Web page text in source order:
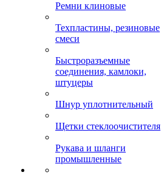
Ремни клиновые
Техпластины, резиновые
смеси
Быстроразъемные
соединения, камлоки,
штуцеры
Шнур уплотнительный
Щетки стеклоочистителя
Рукава и шланги
промышленные